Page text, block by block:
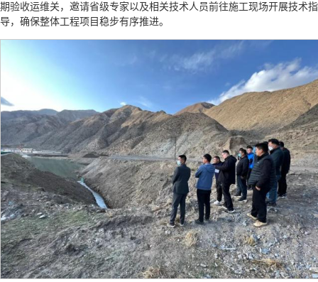
期验收运维关，邀请省级专家以及相关技术人员前往施工现场开展技术指
导，确保整体工程项目稳步有序推进。